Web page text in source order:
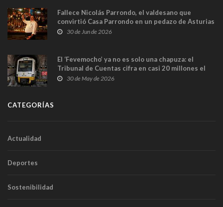
Fallece Nicolás Parrondo, el valdesano que
convirtió Casa Parrondo en un pedazo de Asturias
en Madrid
30 de Jun de 2026
El ‘Fevemocho’ ya no es solo una chapuza: el
Tribunal de Cuentas cifra en casi 20 millones el
sobrecoste de los trenes que no cabían por los
30 de May de 2026
CATEGORÍAS
Actualidad
Deportes
Sostenibilidad